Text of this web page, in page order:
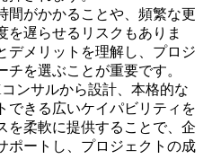
間がかかることや、頻繁な更
を遅らせるリスクもありま
デメリットを理解し、プロジ
を選ぶことが重要です。
ンサルから設計、本格的な
できる広いケイパビリティを
を柔軟に提供することで、企
ポートし、プロジェクトの成